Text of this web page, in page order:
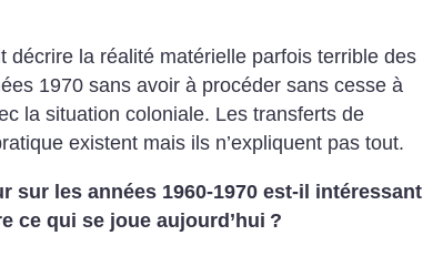
décrire la réalité matérielle parfois terrible des
1970 sans avoir à procéder sans cesse à
la situation coloniale. Les transferts de
existent mais ils n’expliquent pas tout.
sur les années 1960-1970 est-il intéressant
ce qui se joue aujourd’hui ?